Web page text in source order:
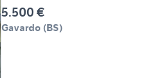
5.500 €
Gavardo (BS)